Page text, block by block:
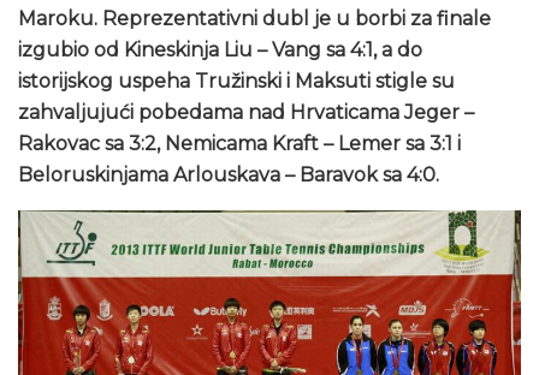
Maroku. Reprezentativni dubl je u borbi za finale
izgubio od Kineskinja Liu – Vang sa 4:1, a do
istorijskog uspeha Tružinski i Maksuti stigle su
zahvaljujući pobedama nad Hrvaticama Jeger –
Rakovac sa 3:2, Nemicama Kraft – Lemer sa 3:1 i
Beloruskinjama Arlouskava – Baravok sa 4:0.